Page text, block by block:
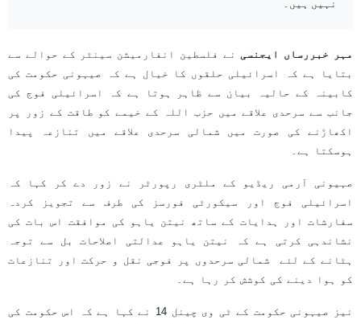
نہیں ہیں۔
مہر خبررساں ایجنسی نے فلسطین انفارمیشن سینٹر کے حوالے سے
بتایا ہے کہ اسرائیلی حلقوں کا خیال ہے کہ صیہونی حکومت کی
کابینہ کے حالیہ بیان سے ظاہر ہوتا ہے کہ اسرائیلی فوج کی
جانب سے سرحدی علاقے میں حزب اللہ کے خیمے کو طاقت کے زور پر
اکھاڑنے کی صورت میں شمالی سرحدی علاقے میں تنازعہ پیدا
ہوسکتا ہے۔
صہیونی آرمی ریڈیو کے ملٹری رپورٹر نے زور دے کر کہا کہ
اسرائیلی فوج اور سیکورٹی فورسز کی طرف سے تجویز کردہ
سفارشات اور ہدایات کے ساتھ نیتن یاہو کی موافقت اس بات کی
نشاندہی کرتی ہے کہ نیتن یاہو عدالتی اصلاحات بل سے توجہ
ہٹانے کے لئے شمالی سرحدوں پر فوجی نقل و حرکت اور تنازعات
کو ہوا دینے کی کوشش کر رہا ہے۔
نیز صیہونی حکومت کے ٹی وی چینل 14 نے کہا ہے کہ اس حکومت کی